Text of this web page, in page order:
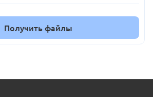
Получить файлы